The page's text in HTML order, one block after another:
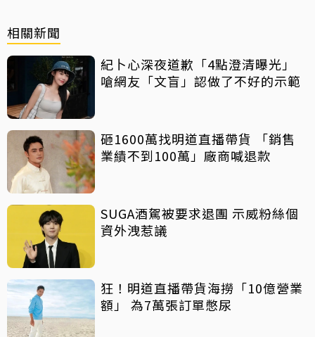
相關新聞
紀卜心深夜道歉「4點澄清曝光」
嗆網友「文盲」認做了不好的示範
砸1600萬找明道直播帶貨 「銷售
業績不到100萬」廠商喊退款
SUGA酒駕被要求退團 示威粉絲個
資外洩惹議
狂！明道直播帶貨海撈「10億營業
額」 為7萬張訂單憋尿